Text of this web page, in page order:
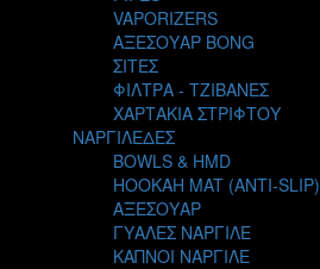
VAPORIZERS
ΑΞΕΣΟΥΑΡ BONG
ΣΙΤΕΣ
ΦΙΛΤΡΑ - ΤΖΙΒΑΝΕΣ
ΧΑΡΤΑΚΙΑ ΣΤΡΙΦΤΟΥ
ΝΑΡΓΙΛΕΔΕΣ
BOWLS & HMD
HOOKAH MAT (ANTI-SLIP)
ΑΞΕΣΟΥΑΡ
ΓΥΑΛΕΣ ΝΑΡΓΙΛΕ
ΚΑΠΝΟΙ ΝΑΡΓΙΛΕ